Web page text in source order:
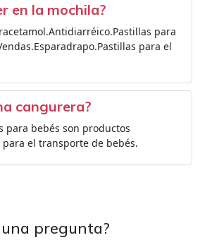
en la mochila?
para
para el
cangurera?
para bebés son productos
para el transporte de bebés.
pregunta?